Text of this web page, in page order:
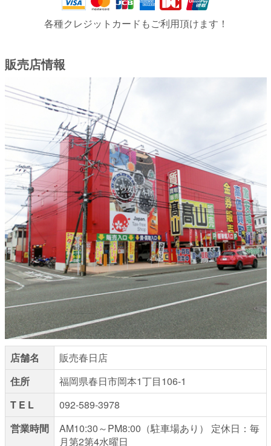
各種クレジットカードもご利用頂けます！
販売店情報
店舗名
販売春日店
住所
福岡県春日市岡本1丁目106-1
T E L
092-589-3978
営業時間
AM10:30～PM8:00（駐車場あり） 定休日：毎
月第2第4水曜日